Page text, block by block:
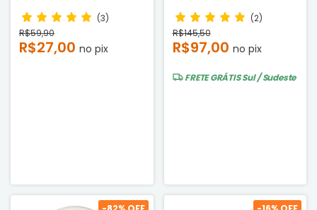
Alta Resistência(3)
R$59,90
R$27,00 no pix
(2)
R$145,50
R$97,00 no pix
FRETE GRÁTISSul / Sudeste